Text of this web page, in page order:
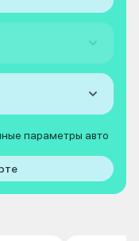
параметры авто